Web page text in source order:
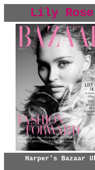
Lily
Harper's Bazaar